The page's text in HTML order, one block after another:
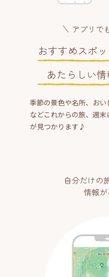
アプリで
おすすめスポ
あたらしい
季節の景色や名所、お
などこれからの旅、週
が見つかります♪
自分だけの
情報